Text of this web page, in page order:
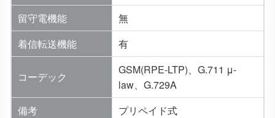
留守電機能
無
着信転送機能
有
コーデック
GSM(RPE-LTP)、G.711 μ-
law、G.729A
備考
プリペイド式